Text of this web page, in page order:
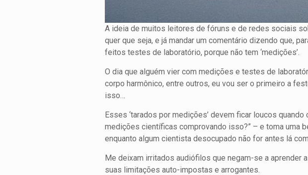
A ideia de muitos leitores de fóruns e de redes sociais
quer que seja, e já mandar um comentário dizendo que,
feitos testes de laboratório, porque não tem ‘medições’.
O dia que alguém vier com medições e testes de
corpo harmônico, entre outros, eu vou ser o primeiro a
isso…
Esses ‘tarados por medições’ devem ficar loucos
medições científicas comprovando isso?” – e toma uma
enquanto algum cientista desocupado não for antes lá
Me deixam irritados audiófilos que negam-se a aprender
suas limitações auto-impostas e arrogantes.